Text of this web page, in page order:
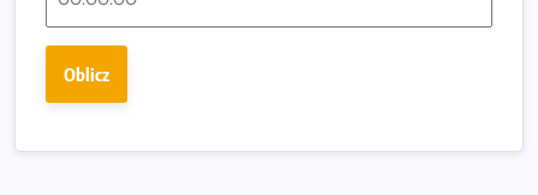
Ostatnie wolne miejsca na jubileuszowy Bieg
dniu.
wybiera wyzwanie trzech największych maratonów w
Oblicz